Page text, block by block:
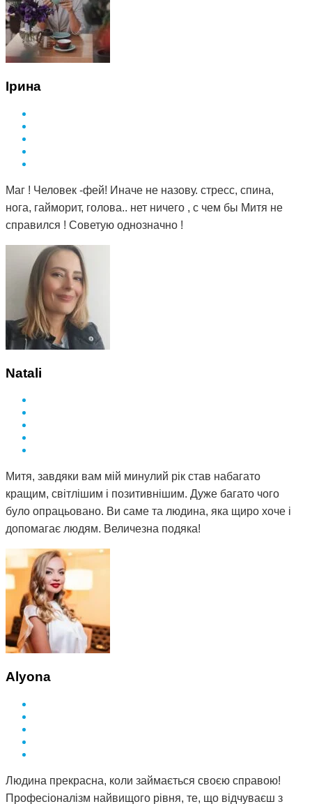
Ірина
Маг ! Человек -фей! Иначе не назову. стресс, спина,
нога, гайморит, голова.. нет ничего , с чем бы Митя не
справился ! Советую однозначно !
Natali
Митя, завдяки вам мій минулий рік став набагато
кращим, світлішим і позитивнішим. Дуже багато чого
було опрацьовано. Ви саме та людина, яка щиро хоче і
допомагає людям. Величезна подяка!
Alyona
Людина прекрасна, коли займається своєю справою!
Професіоналізм найвищого рівня, те, що відчуваєш з